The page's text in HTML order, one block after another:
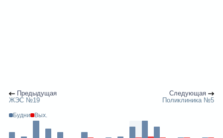
Предыдущая
ЖЭС №19
Следующая
Поликлиника №5
Будни Вых.